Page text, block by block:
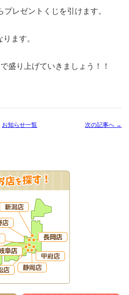
プレゼントくじを引けます。
ます。
盛り上げていきましょう！！
次の記事へ →
お知らせ一覧